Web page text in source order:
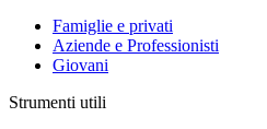
Famiglie e privati
Aziende e Professionisti
Giovani
Strumenti utili